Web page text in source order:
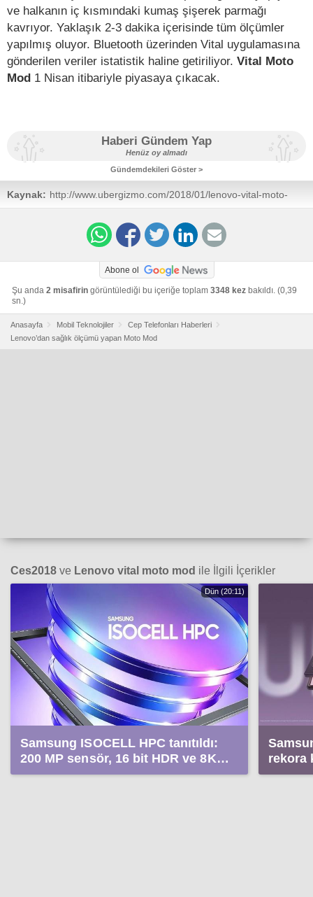
ve halkanın iç kısmındaki kumaş şişerek parmağı
kavrıyor. Yaklaşık 2-3 dakika içerisinde tüm ölçümler
yapılmış oluyor. Bluetooth üzerinden Vital uygulamasına
gönderilen veriler istatistik haline getiriliyor. Vital Moto
Mod 1 Nisan itibariyle piyasaya çıkacak.
Haberi Gündem Yap
Henüz oy almadı
Gündemdekileri Göster >
Kaynak: http://www.ubergizmo.com/2018/01/lenovo-vital-moto-
mod-ces/
Abone ol
Şu anda 2 misafirin görüntülediği bu içeriğe toplam 3348 kez bakıldı. (0,39
sn.)
Anasayfa Mobil Teknolojiler
Cep Telefonları Haberleri
Lenovo’dan sağlık ölçümü yapan Moto Mod
Ces2018 ve Lenovo vital moto mod ile İlgili İçerikler
Dün (20:11)
Samsung ISOCELL HPC tanıtıldı:
200 MP sensör, 16 bit HDR ve 8K
video
rekora